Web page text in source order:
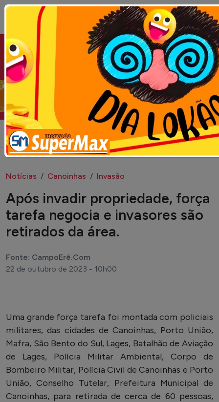
Seja bem vindo ao portal Campo Erê.com
Campo Erê.com
Notícias Canoinhas Invasão
​Após invadir propriedade, força
tarefa negocia e invasores são
retirados da área.
Fonte: CampoErê.Com
22 de outubro de 2023 - 10h00
Uma grande força tarefa foi montada com policiais
militares, das cidades de Canoinhas, Porto União,
Mafra, São Bento do Sul, Lages, Batalhão de Aviação
de Lages, Polícia Militar Ambiental, Corpo de
Bombeiro Militar, Polícia Civil de Canoinhas e Porto
União, Conselho Tutelar, Prefeitura Municipal de
Canoinhas, para retirada de cerca de 60 pessoas,